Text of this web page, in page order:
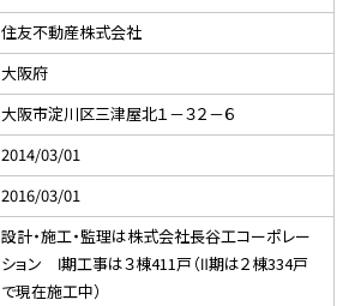
住友不動産株式会社
大阪府
大阪市淀川区三津屋北１－３２－６
2014/03/01
2016/03/01
設計・施工・監理は株式会社長谷工コーポレー
ション Ⅰ期工事は３棟411戸（Ⅱ期は２棟334戸
で現在施工中）